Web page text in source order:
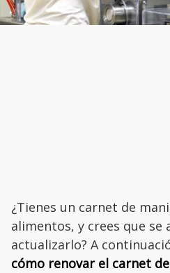
¿Tienes un carnet de
alimentos, y crees que se
actualizarlo? A
cómo renovar el carnet